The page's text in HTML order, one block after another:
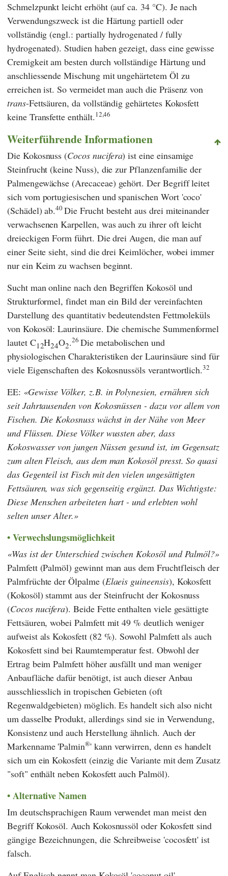
Schmelzpunkt leicht erhöht (auf ca. 34 °C). Je nach
Verwendungszweck ist die Härtung partiell oder
vollständig (engl.: partially hydrogenated / fully
hydrogenated). Studien haben gezeigt, dass eine gewisse
Cremigkeit am besten durch vollständige Härtung und
anschliessende Mischung mit ungehärtetem Öl zu
erreichen ist. So vermeidet man auch die Präsenz von
trans-Fettsäuren, da vollständig gehärtetes Kokosfett
keine Transfette enthält.12,46
Weiterführende Informationen
Die Kokosnuss (Cocos nucifera) ist eine einsamige
Steinfrucht (keine Nuss), die zur Pflanzenfamilie der
Palmengewächse (Arecaceae) gehört. Der Begriff leitet
sich vom portugiesischen und spanischen Wort 'coco'
(Schädel) ab.40Die Frucht besteht aus drei miteinander
verwachsenen Karpellen, was auch zu ihrer oft leicht
dreieckigen Form führt. Die drei Augen, die man auf
einer Seite sieht, sind die drei Keimlöcher, wobei immer
nur ein Keim zu wachsen beginnt.
Sucht man online nach den Begriffen Kokosöl und
Strukturformel, findet man ein Bild der vereinfachten
Darstellung des quantitativ bedeutendsten Fettmoleküls
von Kokosöl: Laurinsäure. Die chemische Summenformel
lautet C12H24O2.26Die metabolischen und
physiologischen Charakteristiken der Laurinsäure sind für
viele Eigenschaften des Kokosnussöls verantwortlich.32
EE:
Gewisse Völker, z.B. in Polynesien, ernähren sich
seit Jahrtausenden von Kokosnüssen - dazu vor allem von
Fischen. Die Kokosnuss wächst in der Nähe von Meer
und Flüssen. Diese Völker wussten aber, dass
Kokoswasser von jungen Nüssen gesund ist, im Gegensatz
zum alten Fleisch, aus dem man Kokosöl presst. So quasi
das Gegenteil ist Fisch mit den vielen ungesättigten
Fettsäuren, was sich gegenseitig ergänzt. Das Wichtigste:
Diese Menschen arbeiteten hart - und erlebten wohl
selten unser Alter.
Verwechslungsmöglichkeit
Was ist der Unterschied zwischen Kokosöl und Palmöl?
Palmfett (Palmöl) gewinnt man aus dem Fruchtfleisch der
Palmfrüchte der Ölpalme (Elaeis guineensis), Kokosfett
(Kokosöl) stammt aus der Steinfrucht der Kokosnuss
(Cocos nucifera). Beide Fette enthalten viele gesättigte
Fettsäuren, wobei Palmfett mit 49 % deutlich weniger
aufweist als Kokosfett (82 %). Sowohl Palmfett als auch
Kokosfett sind bei Raumtemperatur fest. Obwohl der
Ertrag beim Palmfett höher ausfällt und man weniger
Anbaufläche dafür benötigt, ist auch dieser Anbau
ausschliesslich in tropischen Gebieten (oft
Regenwaldgebieten) möglich. Es handelt sich also nicht
um dasselbe Produkt, allerdings sind sie in Verwendung,
Konsistenz und auch Herstellung ähnlich. Auch der
Markenname 'Palmin®' kann verwirren, denn es handelt
sich um ein Kokosfett (einzig die Variante mit dem Zusatz
"soft" enthält neben Kokosfett auch Palmöl).
Alternative Namen
Im deutschsprachigen Raum verwendet man meist den
Begriff Kokosöl. Auch Kokosnussöl oder Kokosfett sind
gängige Bezeichnungen, die Schreibweise 'cocosfett' ist
falsch.